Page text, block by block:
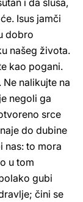
i da sluša,
Isus jamči
dobro
našeg života.
kao pogani.
nalikujte na
negoli ga
srce
do dubine
nas: to mora
u tom
gubi
čini se